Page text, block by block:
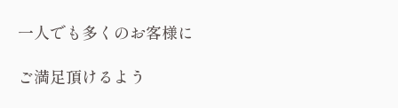
一人でも多くのお客様に
ご満足頂けるよう